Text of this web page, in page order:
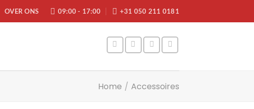
OVER ONS 09:00 - 17:00 +31 050 211 0181
Home / Accessoires